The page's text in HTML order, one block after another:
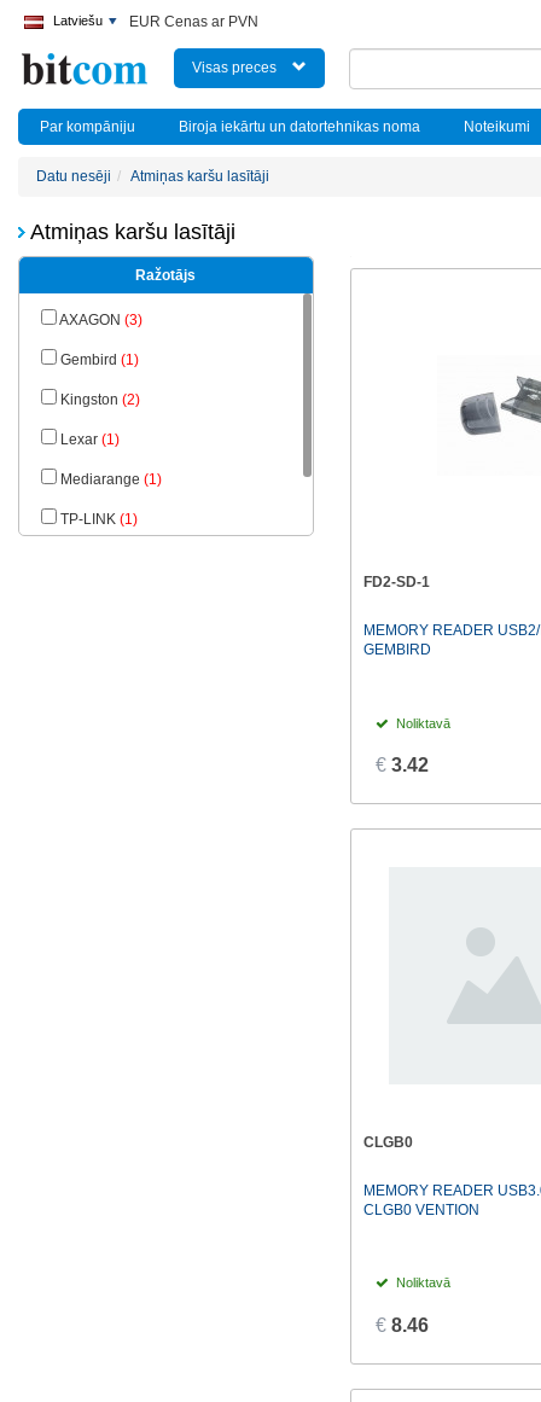
Latviešu EUR Cenas ar PVN
Visas preces
Par kompāniju Biroja iekārtu un datortehnikas noma Noteikumi
Datu nesēji Atmiņas karšu lasītāji
Atmiņas karšu lasītāji
Ražotājs
AXAGON (3)
Gembird (1)
Kingston (2)
Lexar (1)
Mediarange (1)
TP-LINK (1)
FD2-SD-1
MEMORY READER
GEMBIRD
Noliktavā
€ 3.42
CLGB0
MEMORY READER
CLGB0 VENTION
Noliktavā
€ 8.46